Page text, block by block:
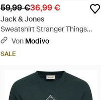
59,99 €36,99 €
Jack & Jones
Sweatshirt Stranger Things
12291655 Relaxed Fit -
Von Modivo
SALE